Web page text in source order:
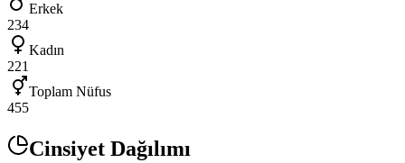
Erkek
234
Kadın
221
Toplam Nüfus
455
Cinsiyet Dağılımı